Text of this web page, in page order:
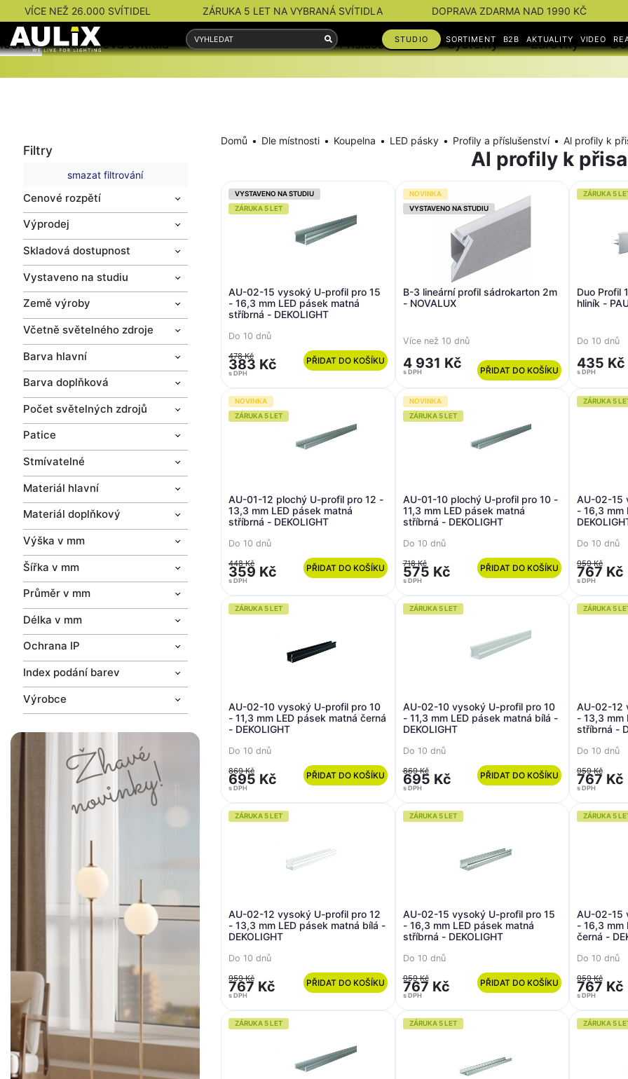
VÍCE NEŽ 26.000 SVÍTIDEL ZÁRUKA 5 LET NA VYBRANÁ SVÍTIDLA DOPRAVA ZDARMA NAD 1990 KČ
STUDIO SORTIMENT B2B AKTUALITY VIDEO
Interiérová svítidla Venkovní svítidla Příslušenství Systémy Žárovky
Filtry
smazat filtrování
Cenové rozpětí
Výprodej
Skladová dostupnost
Vystaveno na studiu
Země výroby
Včetně světelného zdroje
Barva hlavní
Barva doplňková
Počet světelných zdrojů
Patice
Stmívatelné
Materiál hlavní
Materiál doplňkový
Výška v mm
Šířka v mm
Průměr v mm
Délka v mm
Ochrana IP
Index podání barev
Výrobce
Domů Dle místnosti Koupelna LED pásky Profily a příslušenství Al profily k
Al profily k
VYSTAVENO NA STUDIU
ZÁRUKA 5 LET
AU-02-15 vysoký U-profil pro 15
- 16,3 mm LED pásek matná
stříbrná - DEKOLIGHT
Do 10 dnů
478 Kč
383 Kč
s DPH
PŘIDAT DO KOŠÍKU
NOVINKA
VYSTAVENO NA STUDIU
B-3 lineární profil sádrokarton 2m
- NOVALUX
Více než 10 dnů
4 931 Kč
s DPH PŘIDAT DO KOŠÍKU
ZÁRUKA 5
Duo Profil
hliník -
Do 10 dnů
435 Kč
s DPH
NOVINKA
ZÁRUKA 5 LET
AU-01-12 plochý U-profil pro 12 -
13,3 mm LED pásek matná
stříbrná - DEKOLIGHT
Do 10 dnů
448 Kč
359 Kč
s DPH
PŘIDAT DO KOŠÍKU
NOVINKA
ZÁRUKA 5 LET
AU-01-10 plochý U-profil pro 10 -
11,3 mm LED pásek matná
stříbrná - DEKOLIGHT
Do 10 dnů
718 Kč
575 Kč
s DPH
PŘIDAT DO KOŠÍKU
ZÁRUKA 5
AU-02-15
- 16,3 mm
Do 10 dnů
959 Kč
767 Kč
s DPH
ZÁRUKA 5 LET
AU-02-10 vysoký U-profil pro 10
- 11,3 mm LED pásek matná černá
- DEKOLIGHT
Do 10 dnů
869 Kč
695 Kč
s DPH
PŘIDAT DO KOŠÍKU
ZÁRUKA 5 LET
AU-02-10 vysoký U-profil pro 10
- 11,3 mm LED pásek matná bílá -
DEKOLIGHT
Do 10 dnů
869 Kč
695 Kč
s DPH
PŘIDAT DO KOŠÍKU
ZÁRUKA 5
AU-02-12
- 13,3 mm
stříbrná -
Do 10 dnů
959 Kč
767 Kč
s DPH
ZÁRUKA 5 LET
AU-02-12 vysoký U-profil pro 12
- 13,3 mm LED pásek matná bílá -
DEKOLIGHT
Do 10 dnů
959 Kč
767 Kč
s DPH
PŘIDAT DO KOŠÍKU
ZÁRUKA 5 LET
AU-02-15 vysoký U-profil pro 15
- 16,3 mm LED pásek matná
stříbrná - DEKOLIGHT
Do 10 dnů
959 Kč
767 Kč
s DPH
PŘIDAT DO KOŠÍKU
ZÁRUKA 5
AU-02-15
- 16,3 mm
černá -
Do 10 dnů
959 Kč
767 Kč
s DPH
ZÁRUKA 5 LET ZÁRUKA 5 LET ZÁRUKA 5